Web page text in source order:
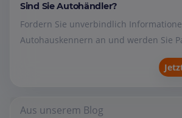
Sind Sie Autohändler?
Fordern Sie unverbindlich
Autohauskennern an und werden Sie
Aus unserem Blog